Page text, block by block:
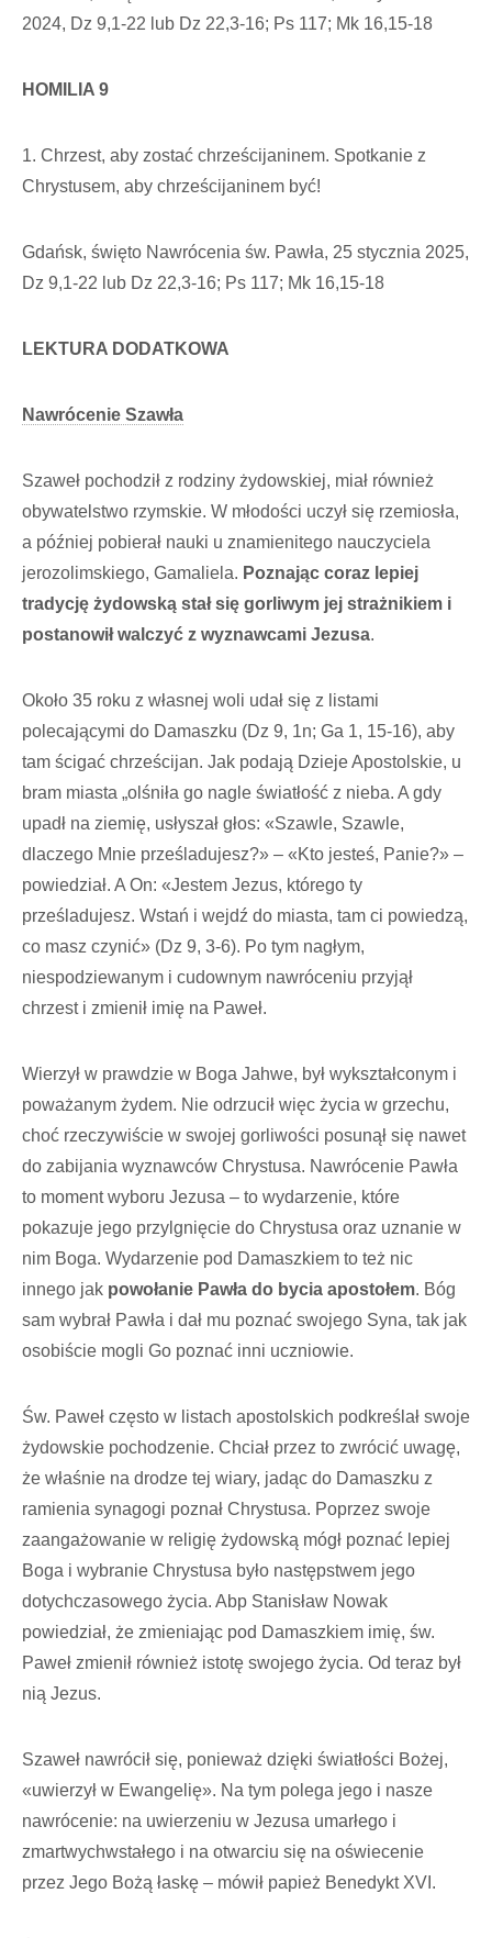
2024, Dz 9,1-22 lub Dz 22,3-16; Ps 117; Mk 16,15-18
HOMILIA 9
1. Chrzest, aby zostać chrześcijaninem. Spotkanie z
Chrystusem, aby chrześcijaninem być!
Gdańsk, święto Nawrócenia św. Pawła, 25 stycznia 2025,
Dz 9,1-22 lub Dz 22,3-16; Ps 117; Mk 16,15-18
LEKTURA DODATKOWA
Nawrócenie Szawła
Szaweł pochodził z rodziny żydowskiej, miał również
obywatelstwo rzymskie. W młodości uczył się rzemiosła,
a później pobierał nauki u znamienitego nauczyciela
jerozolimskiego, Gamaliela. Poznając coraz lepiej
tradycję żydowską stał się gorliwym jej strażnikiem i
postanowił walczyć z wyznawcami Jezusa.
Około 35 roku z własnej woli udał się z listami
polecającymi do Damaszku (Dz 9, 1n; Ga 1, 15-16), aby
tam ścigać chrześcijan. Jak podają Dzieje Apostolskie, u
bram miasta „olśniła go nagle światłość z nieba. A gdy
upadł na ziemię, usłyszał głos: «Szawle, Szawle,
dlaczego Mnie prześladujesz?» – «Kto jesteś, Panie?» –
powiedział. A On: «Jestem Jezus, którego ty
prześladujesz. Wstań i wejdź do miasta, tam ci powiedzą,
co masz czynić» (Dz 9, 3-6). Po tym nagłym,
niespodziewanym i cudownym nawróceniu przyjął
chrzest i zmienił imię na Paweł.
Wierzył w prawdzie w Boga Jahwe, był wykształconym i
poważanym żydem. Nie odrzucił więc życia w grzechu,
choć rzeczywiście w swojej gorliwości posunął się nawet
do zabijania wyznawców Chrystusa. Nawrócenie Pawła
to moment wyboru Jezusa – to wydarzenie, które
pokazuje jego przylgnięcie do Chrystusa oraz uznanie w
nim Boga. Wydarzenie pod Damaszkiem to też nic
innego jak powołanie Pawła do bycia apostołem. Bóg
sam wybrał Pawła i dał mu poznać swojego Syna, tak jak
osobiście mogli Go poznać inni uczniowie.
Św. Paweł często w listach apostolskich podkreślał swoje
żydowskie pochodzenie. Chciał przez to zwrócić uwagę,
że właśnie na drodze tej wiary, jadąc do Damaszku z
ramienia synagogi poznał Chrystusa. Poprzez swoje
zaangażowanie w religię żydowską mógł poznać lepiej
Boga i wybranie Chrystusa było następstwem jego
dotychczasowego życia. Abp Stanisław Nowak
powiedział, że zmieniając pod Damaszkiem imię, św.
Paweł zmienił również istotę swojego życia. Od teraz był
nią Jezus.
Szaweł nawrócił się, ponieważ dzięki światłości Bożej,
«uwierzył w Ewangelię». Na tym polega jego i nasze
nawrócenie: na uwierzeniu w Jezusa umarłego i
zmartwychwstałego i na otwarciu się na oświecenie
przez Jego Bożą łaskę – mówił papież Benedykt XVI.